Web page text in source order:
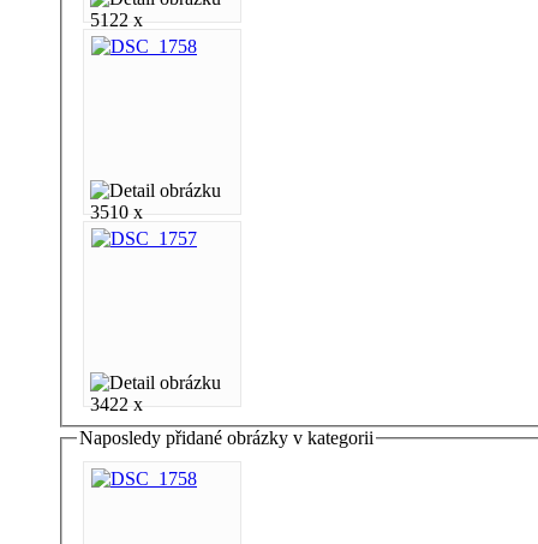
5122 x
3510 x
3422 x
Naposledy přidané obrázky v kategorii